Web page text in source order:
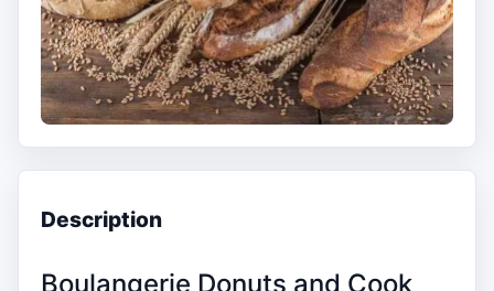
Description
Boulangerie Donuts and Cook